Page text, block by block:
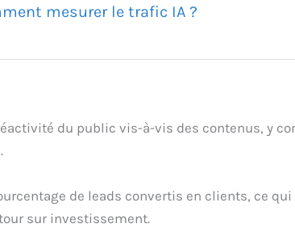
mesurer le trafic IA ?
du public vis-à-vis des contenus, y
de leads convertis en clients, ce qui
sur investissement.